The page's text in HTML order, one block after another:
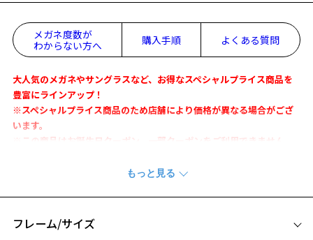
メガネ度数が
わからない方へ
購入手順 よくある質問
大人気のメガネやサングラスなど、お得なスペシャルプライス商品を
豊富にラインアップ！
※スペシャルプライス商品のため店舗により価格が異なる場合がござ
います。
※この商品はお誕生日クーポン、一部クーポンをご利用できません。
ディズニーの仲良しペアたちがプレミアムなメガネになって登場
ミッキー＆ミニー、ドナルド＆デイジー、チップ＆デール。
今度の新しいディズニーコレクションは、人気のペアキャラクター達
をモチーフにしたラインナップ。
フレーム/サイズ